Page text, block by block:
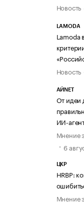
Новость
LAMODA
Lamoda
Новость
АЙNET
От идеи
ИИ-
Мнение
6
ЦКР
HRBP:
Мнение